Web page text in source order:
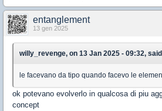
entanglement
13 gen 2025
willy_revenge, on 13 Jan 2025 - 09:32,
le facevano da tipo quando facevo le
ok potevano evolverlo in qualcosa di piu
concept